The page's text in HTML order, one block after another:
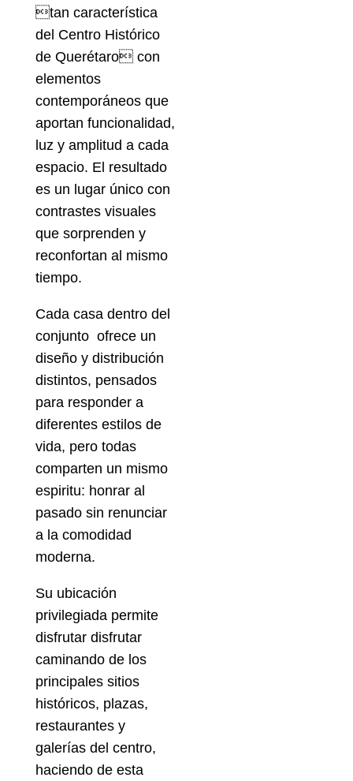
tan característica
del Centro Histórico
de Querétaro con
elementos
contemporáneos que
aportan funcionalidad,
luz y amplitud a cada
espacio. El resultado
es un lugar único con
contrastes visuales
que sorprenden y
reconfortan al mismo
tiempo.
Cada casa dentro del
conjunto ofrece un
diseño y distribución
distintos, pensados
para responder a
diferentes estilos de
vida, pero todas
comparten un mismo
espiritu: honrar al
pasado sin renunciar
a la comodidad
moderna.
Su ubicación
privilegiada permite
disfrutar disfrutar
caminando de los
principales sitios
históricos, plazas,
restaurantes y
galerías del centro,
haciendo de esta